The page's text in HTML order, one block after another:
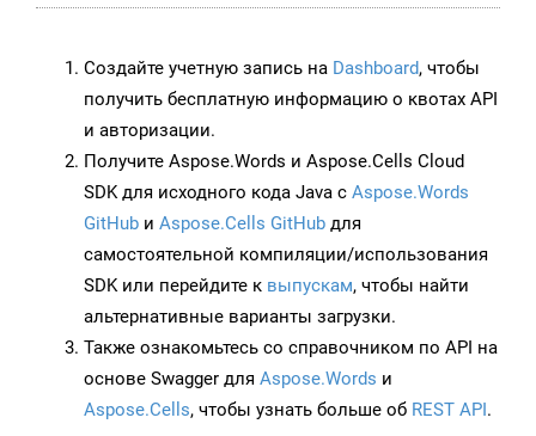
Создайте учетную запись на Dashboard, чтобы
получить бесплатную информацию о квотах API
и авторизации.
Получите Aspose.Words и Aspose.Cells Cloud
SDK для исходного кода Java с Aspose.Words
GitHub и Aspose.Cells GitHub для
самостоятельной компиляции/использования
SDK или перейдите к выпускам, чтобы найти
альтернативные варианты загрузки.
Также ознакомьтесь со справочником по API на
основе Swagger для Aspose.Words и
Aspose.Cells, чтобы узнать больше об REST API.